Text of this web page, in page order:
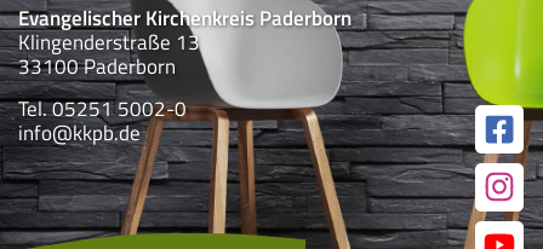
Evangelischer Kirchenkreis Paderborn
Klingenderstraße 13
33100 Paderborn
Tel. 05251 5002-0
info@kkpb.de